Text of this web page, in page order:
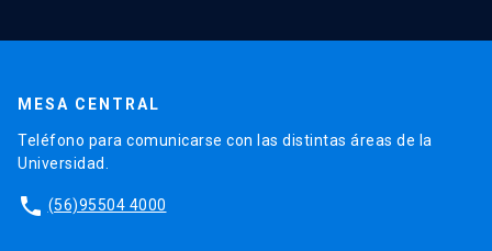
MESA CENTRAL
Teléfono para comunicarse con las distintas áreas de la
Universidad.
phone (56)95504 4000